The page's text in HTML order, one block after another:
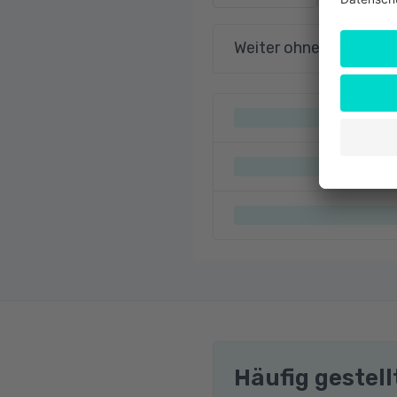
Weiter ohne
Häufig